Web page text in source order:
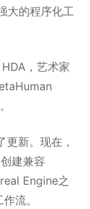
大的程序化工
，艺术家
新。现在，
建兼容
Engine之
流。